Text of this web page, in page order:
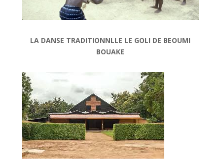
LA DANSE TRADITIONNLLE LE GOLI DE BEOUMI
BOUAKE